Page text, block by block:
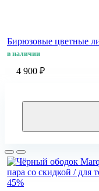
Бирюзовые цветные
в наличии
4 900 ₽
45%